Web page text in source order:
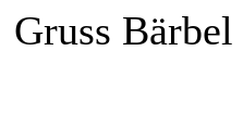
Gruss Bärbel